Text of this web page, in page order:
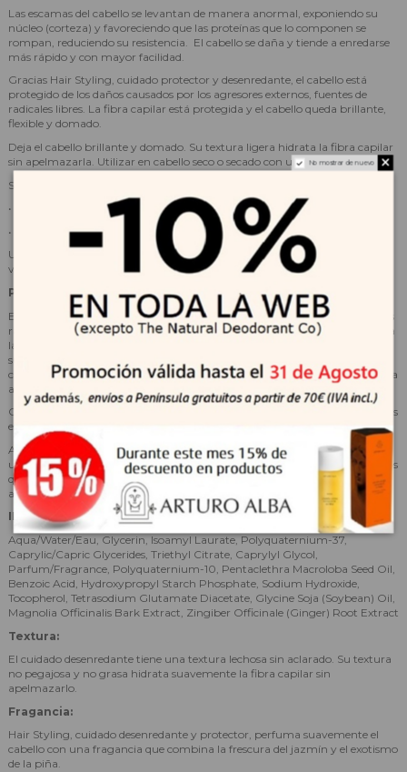
Las escamas del cabello se levantan de manera anormal, exponiendo su
núcleo (corteza) y favoreciendo que las proteínas que lo componen se
rompan, reduciendo su resistencia. El cabello se daña y tiende a enredarse
más rápido y con mayor facilidad.
Gracias Hair Styling, cuidado protector y desenredante, el cabello está
protegido de los daños causados por los agresores externos, fuentes de
radicales libres. La fibra capilar está protegida y el cabello queda brillante,
flexible y domado.
Deja el cabello brillante y domado. Su textura ligera hidrata la fibra capilar
sin apelmazarla. Utilizar en cabello seco o secado con una toalla.
Su fórmula vegana no contiene silicona ni aceites minerales.
• Fórmula compuesta por un 97% de ingredientes de origen natural.
• Vegano, libre de silicona y aceites minerales.
Una fórmula compuesta por un 97% de ingredientes de origen natural,
vegana, sin silicona ni aceites minerales.
Principales ingredientes activos:
Extractos de jengibre y magnolia: Gracias a la actividad antioxidante de las
raíces de jengibre y la corteza de magnolia, el cabello está protegido contra
las agresiones externas. Este dúo de extractos botánicos actúa en la
superficie y en el corazón del cabello, evitando que las escamas de la
cutícula se levanten y mejorando la resistencia de la cutícula, evitando así la
aparición de nudos.
Complejo antiestático: reequilibra la carga eléctrica del cabello y suaviza las
escamas, favoreciendo así un desenredado rápido y sencillo.
Aceite de Pracaxi: este aceite se produce a partir de las semillas de Pracaxi,
un arbusto amazónico. Gracias a su riqueza en ácidos grasos similares a los
que se encuentran de forma natural en la superficie de la fibra capilar, el
aceite de Pracaxi fortalece el cabello y repara los daños en la cutícula.
INGREDIENTES:
Aqua/Water/Eau, Glycerin, Isoamyl Laurate, Polyquaternium-37,
Caprylic/Capric Glycerides, Triethyl Citrate, Caprylyl Glycol,
Parfum/Fragrance, Polyquaternium-10, Pentaclethra Macroloba Seed Oil,
Benzoic Acid, Hydroxypropyl Starch Phosphate, Sodium Hydroxide,
Tocopherol, Tetrasodium Glutamate Diacetate, Glycine Soja (Soybean) Oil,
Magnolia Officinalis Bark Extract, Zingiber Officinale (Ginger) Root Extract
Textura:
El cuidado desenredante tiene una textura lechosa sin aclarado. Su textura
no pegajosa y no grasa hidrata suavemente la fibra capilar sin
apelmazarlo.
Fragancia:
Hair Styling, cuidado desenredante y protector, perfuma suavemente el
cabello con una fragancia que combina la frescura del jazmín y el exotismo
de la piña.
No mostrar de nuevo